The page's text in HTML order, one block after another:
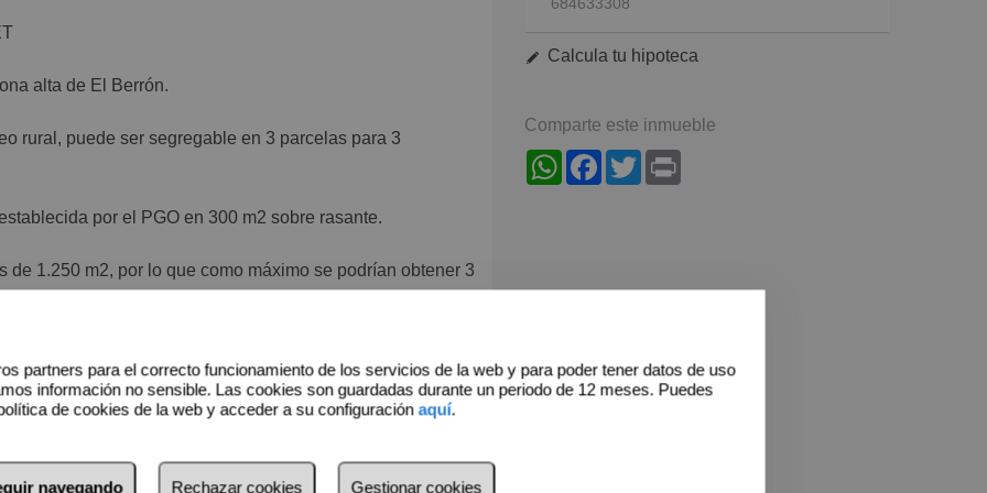
alta de El Berrón.
rural, puede ser segregable en 3 parcelas para 3
por el PGO en 300 m2 sobre rasante.
de 1.250 m2, por lo que como máximo se podrían obtener 3
como saneamiento, agua, electricidad y telefonía.
bancos, farmacia, restauración y rápido acceso a
684633308
Calcula tu hipoteca
Comparte este inmueble
WhatsAppFacebook
Twitter
partners para el correcto funcionamiento de los servicios de la web y para poder tener datos de uso
información no sensible. Las cookies son guardadas durante un periodo de 12 meses. Puedes
de cookies de la web y acceder a su configuraciónaquí.
navegando Rechazar cookies Gestionar cookies